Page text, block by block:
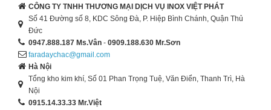
CÔNG TY TNHH THƯƠNG MẠI DỊCH VỤ INOX VIỆT PHÁT
Số 41 Đường số 8, KDC Sông Đà, P. Hiệp Bình Chánh, Quận Thủ
Đức
0947.888.187 Ms.Vân - 0909.188.630 Mr.Sơn
faradaychac@gmail.com
Hà Nội
Tổng kho kim khí, Số 01 Phan Trọng Tuệ, Văn Điển, Thanh Trì, Hà
Nội
0915.14.33.33 Mr.Việt